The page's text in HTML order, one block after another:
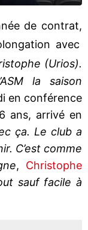
de contrat,
avec
(Urios).
la saison
en conférence
ans, arrivé en
ça. Le club a
C’est comme
, Christophe
sauf facile à